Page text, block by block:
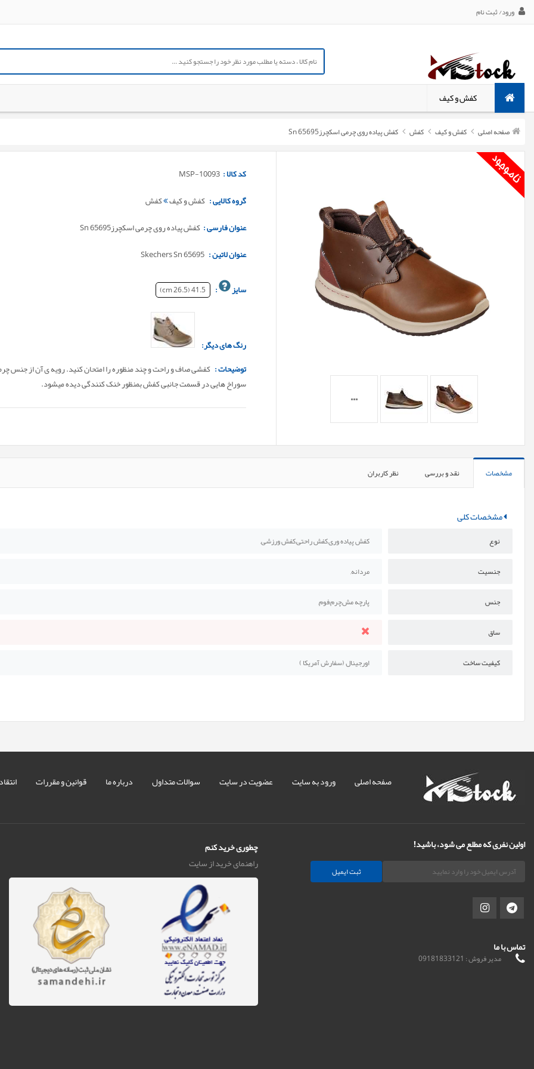
ورود/ ثبت نام
کفش و کیف
صفحه اصلی کفش و کیف کفش کفش پیاده روی چرمی اسکچرزSn 65695
کد کالا : MSP-10093
گروه کالایی : کفش و کیف کفش
عنوان فارسی : کفش پیاده روی چرمی اسکچرزSn 65695
عنوان لاتین : Skechers Sn 65695
سایز :
41.5 (26.5 cm)
رنگ های دیگر:
توضیحات : کفشی صاف و راحت و چند منظوره را امتحان کنید. رویه ی آن از جنس
سوراخ هایی در قسمت جانبی کفش بمنظور خنک کنندگی دیده میشود.
مشخصات نقد و بررسی نظر کاربران
مشخصات کلی
نوع کفش پیاده وری,کفش راحتی,کفش ورزشی,
جنسیت مردانه,
جنس پارچه مش,چرم,فوم,
ساق
کیفیت ساخت اورجینال (سفارش آمریکا )
صفحه اصلی ورود به سایت عضویت در سایت سوالات متداول درباره ما قوانین و مقررات
اولین نفری که مطلع می شود، باشید!
ثبت ایمیل
تماس با ما
مدیر فروش : 09181833121
چطوری خرید کنم
راهنمای خرید از سایت